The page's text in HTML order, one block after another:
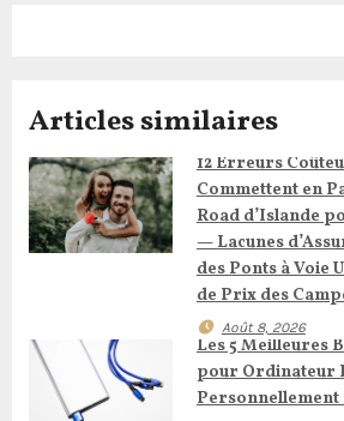
t
i
o
n
e
Articles similaires
12 Erreurs
Commettent en
Road d’Islande
— Lacunes
des Ponts à Voie
de Prix des
Août 8, 2026
Les 5 Meilleures
pour Ordinateur
Personnellement